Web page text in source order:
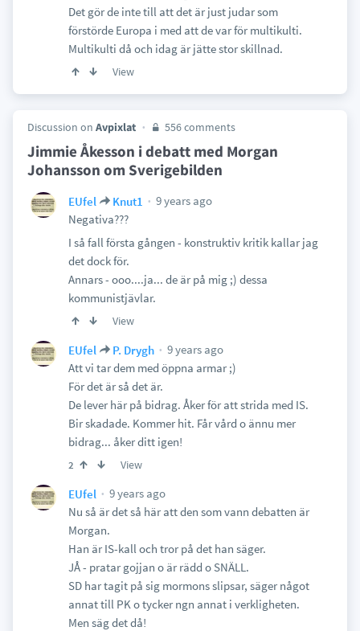
Det gör de inte till att det är just judar som
förstörde Europa i med att de var för multikulti.
Multikulti då och idag är jätte stor skillnad.
View
Discussion on Avpixlat 556 comments
Jimmie Åkesson i debatt med Morgan
Johansson om Sverigebilden
EUfel Knut1
9 years ago
Negativa???
I så fall första gången - konstruktiv kritik kallar jag
det dock för.
Annars - ooo....ja... de är på mig ;) dessa
kommunistjävlar.
View
EUfel P. Drygh
9 years ago
Att vi tar dem med öppna armar ;)
För det är så det är.
De lever här på bidrag. Åker för att strida med IS.
Bir skadade. Kommer hit. Får vård o ännu mer
bidrag... åker ditt igen!
2 View
EUfel
9 years ago
Nu så är det så här att den som vann debatten är
Morgan.
Han är IS-kall och tror på det han säger.
JÅ - pratar gojjan o är rädd o SNÄLL.
SD har tagit på sig mormons slipsar, säger något
annat till PK o tycker ngn annat i verkligheten.
Men säg det då!